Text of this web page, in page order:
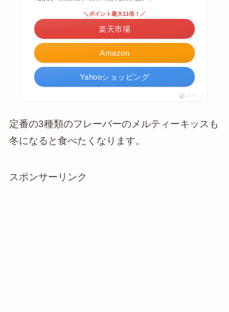
Amazon
＼ポイント最大11倍！／
楽天市場
Yahooショッピング
ポチップ
定番の3種類のフレーバーのメルティーキッスも
冬になると食べたくなります。
スポンサーリンク